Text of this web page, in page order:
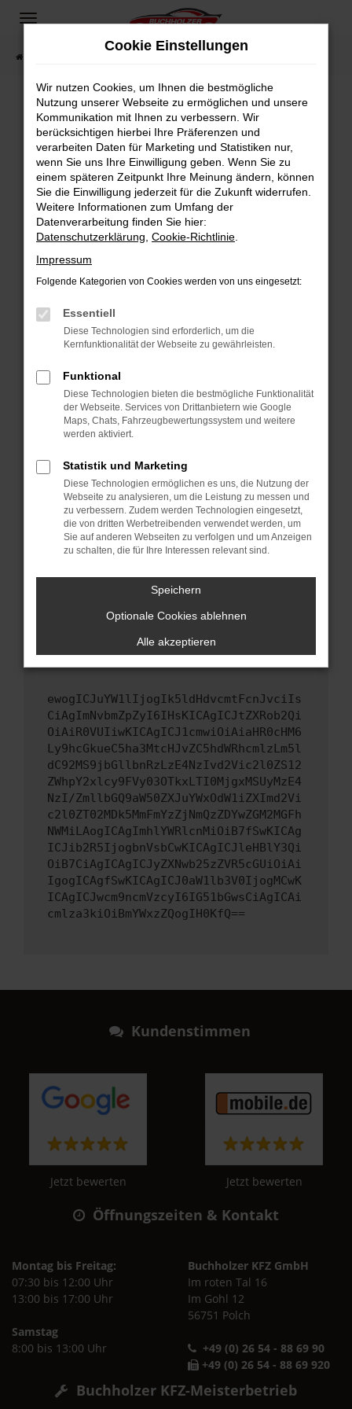
Zum
springen
Fahrzeugsuche
Fehler: Network Error
Beim Laden ist ein Fehler aufgetreten.
Hier sind ein paar Tipps, die dir helfen können:
Überprüfe deine Firewall und deine
Internetverbindung.
Laden andere Webseiten, zum Beispiel deine
Suchmaschine?
Prüfe deine Browsererweiterungen.
können das Laden bestimmter Seiten
verhindern. Funktioniert die Seite in einem
anderen Browser oder in einem privaten
Starte dein Gerät neu.
Das kann manchmal helfen, vorübergehende
Probleme zu beheben.
Betriebssystem auf dem neuesten Stand
sind.
Veraltete Software birgt nicht nur ein
Sicherheitsrisiko, sondern kann auch dazu
führen, dass bestimmte Funktionen nicht mehr
unterstützt werden.
Wende dich an den Webseitenbetreiber.
Wenn du alle oben genannten Schritte versucht
hast, kontaktiere uns bitte. Wir werden
versuchen, das Problem zu beheben. Du kannst
uns diesen Text schicken, um uns bei der
ewogICJuYW1lIjogIk5ldHdvcmtFcnJvciIs
CiAgImNvbmZpZyI6IHsKICAgICJtZXRob2Qi
OiAiR0VUIiwKICAgICJ1cmwiOiAiaHR0cHM6
Ly9hcGkueC5ha3MtcHJvZC5hdWRhcmlzLm5l
dC92MS9jbGllbnRzLzE4NzIvd2Vic2l0ZS12
ZWhpY2xlcy9FVy03OTkxLTI0MjgxMSUyMzE4
NzI/ZmllbGQ9aW50ZXJuYWxOdW1iZXImd2Vi
c2l0ZT02MDk5MmFmYzZjNmQzZDYwZGM2MGFh
NWMiLAogICAgImhlYWRlcnMiOiB7fSwKICAg
ICJib2R5IjogbnVsbCwKICAgICJleHBlY3Qi
OiB7CiAgICAgICJyZXNwb25zZVR5cGUiOiAi
IgogICAgfSwKICAgICJ0aW1lb3V0IjogMCwK
ICAgICJwcm9ncmVzcyI6IG51bGwsCiAgICAi
cmlza3kiOiBmYWxzZQogIH0KfQ==
Kundenstimmen
Jetzt bewerten Jetzt bewerten
Öffnungszeiten & Kontakt
Montag bis Freitag:
07:30 bis 12:00 Uhr
13:00 bis 17:00 Uhr
Samstag
8:00 bis 13:00 Uhr
Buchholzer KFZ GmbH
Im roten Tal 16
Im Gohl 12
56751 Polch
+49 (0) 26 54 - 88 69 90
+49 (0) 26 54 - 88 69 920
Buchholzer KFZ-Meisterbetrieb
Cookie Einstellungen
Wir nutzen Cookies, um Ihnen die bestmögliche
Nutzung unserer Webseite zu ermöglichen und unsere
Kommunikation mit Ihnen zu verbessern. Wir
berücksichtigen hierbei Ihre Präferenzen und
verarbeiten Daten für Marketing und Statistiken nur,
wenn Sie uns Ihre Einwilligung geben. Wenn Sie zu
einem späteren Zeitpunkt Ihre Meinung ändern, können
Sie die Einwilligung jederzeit für die Zukunft widerrufen.
Weitere Informationen zum Umfang der
Datenverarbeitung finden Sie hier:
Datenschutzerklärung Cookie-Richtlinie
Impressum
Folgende Kategorien von Cookies werden von uns eingesetzt:
Essentiell
Diese Technologien sind erforderlich, um die
Kernfunktionalität der Webseite zu gewährleisten.
Funktional
Diese Technologien bieten die bestmögliche Funktionalität
der Webseite. Services von Drittanbietern wie Google
Maps, Chats, Fahrzeugbewertungssystem und weitere
werden aktiviert.
Statistik und Marketing
Diese Technologien ermöglichen es uns, die Nutzung der
Webseite zu analysieren, um die Leistung zu messen und
zu verbessern. Zudem werden Technologien eingesetzt,
die von dritten Werbetreibenden verwendet werden, um
Sie auf anderen Webseiten zu verfolgen und um Anzeigen
zu schalten, die für Ihre Interessen relevant sind.
Speichern
Optionale Cookies ablehnen
Alle akzeptieren